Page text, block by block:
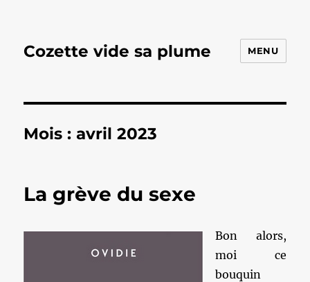
Cozette vide sa plume MENU
Mois :avril 2023
La grève du sexe
Bon alors,
moi ce
bouquin